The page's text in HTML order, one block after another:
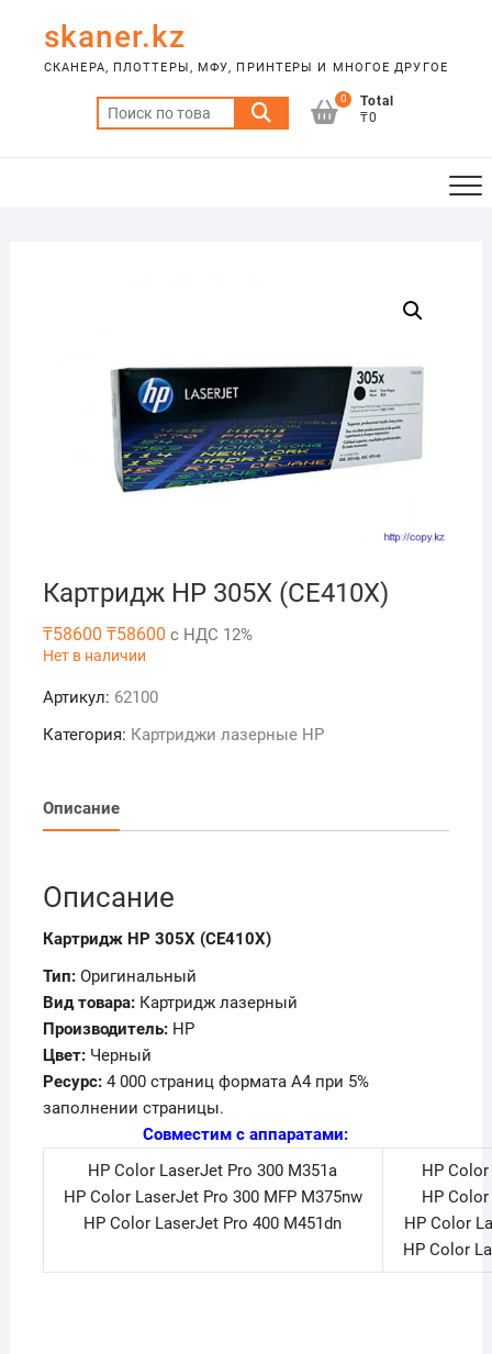
content
skaner.kz
СКАНЕРА, ПЛОТТЕРЫ, МФУ, ПРИНТЕРЫ И МНОГОЕ ДРУГОЕ
Искать:
0
Total
₸0
Картридж HP 305X (CE410X)
₸58600 ₸58600 с НДС 12%
Нет в наличии
Артикул: 62100
Категория: Картриджи лазерные HP
Описание
Описание
Картридж HP 305X (CE410X)
Тип: Оригинальный
Вид товара: Картридж лазерный
Производитель: HP
Цвет: Черный
Ресурс: 4 000 страниц формата А4 при 5%
заполнении страницы.
Совместим с аппаратами:
HP Color LaserJet Pro 300 M351a
HP Color LaserJet Pro 300 MFP M375nw
HP Color LaserJet Pro 400 M451dn
HP
HP
HP Color
HP Color